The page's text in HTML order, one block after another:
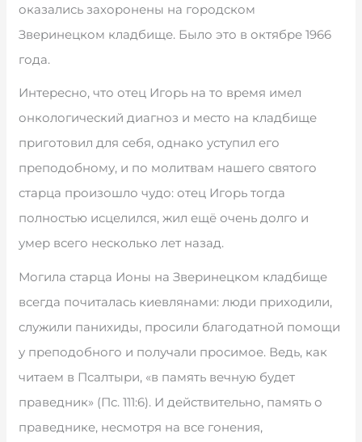
оказались захоронены на городском
Зверинецком кладбище. Было это в октябре 1966
года.
Интересно, что отец Игорь на то время имел
онкологический диагноз и место на кладбище
приготовил для себя, однако уступил его
преподобному, и по молитвам нашего святого
старца произошло чудо: отец Игорь тогда
полностью исцелился, жил ещё очень долго и
умер всего несколько лет назад.
Могила старца Ионы на Зверинецком кладбище
всегда почиталась киевлянами: люди приходили,
служили панихиды, просили благодатной помощи
у преподобного и получали просимое. Ведь, как
читаем в Псалтыри, «в память вечную будет
праведник» (Пс. 111:6). И действительно, память о
праведнике, несмотря на все гонения,